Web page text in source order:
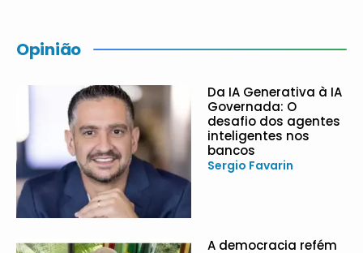
Opinião
Da IA Generativa à IA
Governada: O
desafio dos agentes
inteligentes nos
bancos
Sergio Favarin
A democracia refém